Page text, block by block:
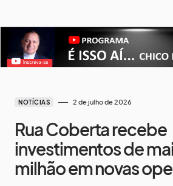
NOTÍCIAS 2 de julho de 2026
Rua Coberta recebe
investimentos de
milhão em novas